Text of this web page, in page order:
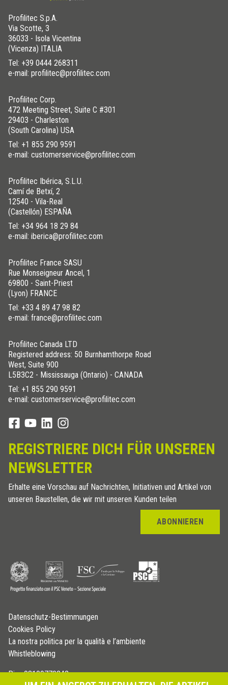
Profilitec S.p.A.
Via Scotte, 3
36033 - Isola Vicentina
(Vicenza) ITALIA
Tel: +39 0444 268311
e-mail: profilitec@profilitec.com
Profilitec Corp.
472 Meeting Street, Suite C #301
29403 - Charleston
(South Carolina) USA
Tel: +1 855 290 9591
e-mail: customerservice@profilitec.com
Profilitec Ibérica, S.L.U.
Camí de Betxí, 2
12540 - Vila-Real
(Castellón) ESPAÑA
Tel: +34 964 18 29 84
e-mail: iberica@profilitec.com
Profilitec France SASU
Rue Monseigneur Ancel, 1
69800 - Saint-Priest
(Lyon) FRANCE
Tel: +33 4 89 47 98 82
e-mail: france@profilitec.com
Profilitec Canada LTD
Registered address: 50 Burnhamthorpe Road
West, Suite 900
L5B3C2 - Mississauga (Ontario) - CANADA
Tel: +1 855 290 9591
e-mail: customerservice@profilitec.com
REGISTRIERE DICH FÜR UNSEREN
NEWSLETTER
Erhalte eine Vorschau auf Nachrichten, Initiativen und Artikel von
unseren Baustellen, die wir mit unseren Kunden teilen
ABONNIEREN
Datenschutz-Bestimmungen
Cookies Policy
La nostra politica per la qualità e l’ambiente
Whistleblowing
P.iva 03109770242